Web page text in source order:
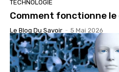
TECHNOLOGIE
Comment fonctionne le
Le Blog Du Savoir - 5 Mai 2026